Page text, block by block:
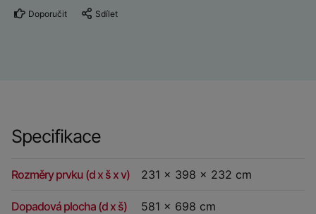
Doporučit Sdílet
Specifikace
Rozměry prvku (d x š x v) 231 x 398 x 232 cm
Dopadová plocha (d x š) 581 x 698 cm